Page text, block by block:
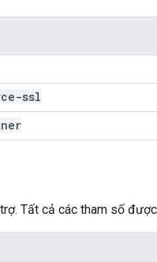
ssl
Tất cả các tham số